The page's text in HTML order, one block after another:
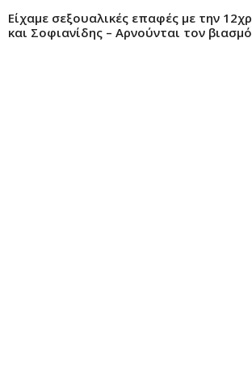
Είχαμε σεξουαλικές επαφές με την
και Σοφιανίδης – Αρνούνται τον βιασμό